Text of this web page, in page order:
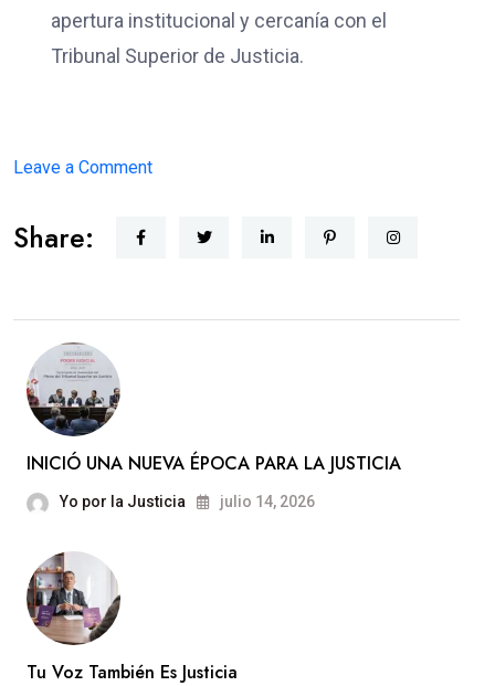
apertura institucional y cercanía con el
Tribunal Superior de Justicia.
Leave a Commenton
CERCANA
Share:
INICIÓ UNA NUEVA ÉPOCA PARA LA JUSTICIA
Yo por la Justicia julio 14, 2026
Tu Voz También Es Justicia